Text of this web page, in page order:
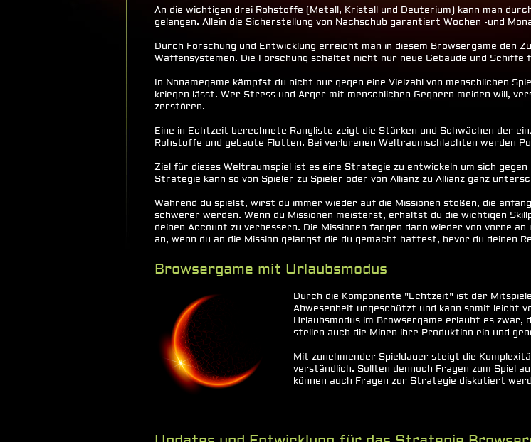
An die wichtigen drei Rohstoffe (Metall, Kristall und Deuterium) kann man
gelangen. Allein die Sicherstellung von Nachschub garantiert Wochen -und
Durch Forschung und Entwicklung erreicht man in diesem Browsergame den
Waffensystemen. Die Forschung schaltet nicht nur neue Gebäude und Schiffe
In Nonamegame kämpfst du nicht nur gegen eine Vielzahl von menschlichen
kriegen lässt. Wer Stress und Ärger mit menschlichen Gegnern meiden will,
zerstören.
Eine in Echtzeit berechnete Rangliste zeigt die Stärken und Schwächen der
Rohstoffe und gebaute Flotten. Bei verlorenen Weltraumschlachten werden
Ziel für dieses Weltraumspiel ist es eine Strategie zu entwickeln um sich
Strategie kann so von Spieler zu Spieler oder von Allianz zu Allianz ganz
Während du spielst, wirst du immer wieder auf die Missionen stoßen, die
schwerer werden. Wenn du Missionen meisterst, erhältst du die wichtigen
deinen Account zu verbessern. Die Missionen fangen dann wieder von vorne
an, wenn du an die Mission gelangst die du gemacht hattest, bevor du deinen
Browsergame mit Urlaubsmodus
Durch die Komponente "Echtzeit" ist der
Abwesenheit ungeschützt und kann somit leicht
Urlaubsmodus im Browsergame erlaubt es zwar,
stellen auch die Minen ihre Produktion ein und
Mit zunehmender Spieldauer steigt die
verständlich. Sollten dennoch Fragen zum Spiel
können auch Fragen zur Strategie diskutiert